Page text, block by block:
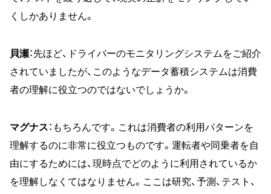
くしかありません。
貝瀬：先ほど、ドライバーのモニタリングシステムをご紹介
されていましたが、このようなデータ蓄積システムは消費
者の理解に役立つのではないでしょうか。
マグナス：もちろんです。これは消費者の利用パターンを
理解するのに非常に役立つものです。運転者や同乗者を自
由にするためには、現時点でどのように利用されているか
を理解しなくてはなりません。ここは研究、予測、テスト、